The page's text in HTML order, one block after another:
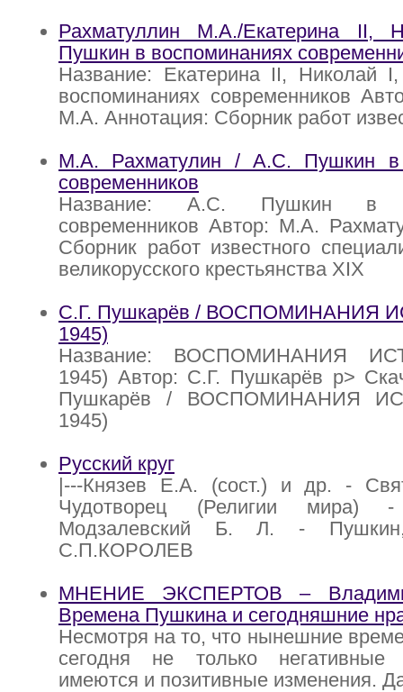
Рахматуллин М.А./Екатерина II,
Пушкин в воспоминаниях
Название: Екатерина II, Николай
воспоминаниях современников
М.А. Аннотация: Сборник работ
М.А. Рахматулин / А.С. Пушкин в
современников
Название: А.С. Пушкин в
современников Автор: М.А.
Сборник работ известного
великорусского крестьянства XIX
С.Г. Пушкарёв / ВОСПОМИНАНИЯ
1945)
Название: ВОСПОМИНАНИЯ
1945) Автор: С.Г. Пушкарёв p>
Пушкарёв / ВОСПОМИНАНИЯ
1945)
Русский круг
|---Князев Е.А. (сост.) и др. -
Чудотворец (Религии мира)
Модзалевский Б. Л. -
С.П.КОРОЛЕВ
МНЕНИЕ ЭКСПЕРТОВ –
Времена Пушкина и сегодняшние
Несмотря на то, что нынешние
сегодня не только негативные
имеются и позитивные изменения.